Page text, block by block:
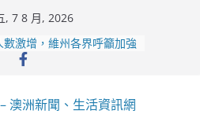
, 7 8 月, 2026
數激增，維州各界呼籲加強
頭進駐吉朗，在地慈善小店